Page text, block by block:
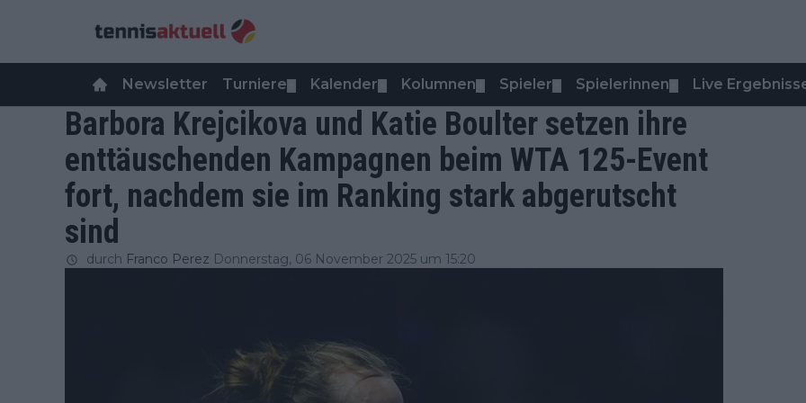
Newsletter Turniere Kalender Kolumnen Spieler Spielerinnen Live
Barbora Krejcikova und Katie Boulter setzen ihre
enttäuschenden Kampagnen beim WTA 125-Event
fort, nachdem sie im Ranking stark abgerutscht
sind
durch Franco Perez Donnerstag, 06 November 2025 um 15:20